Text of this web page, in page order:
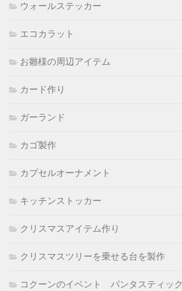
ウォールステッカー
エコカラット
お雛様の周辺アイテム
カード作り
ガーランド
カゴ製作
カプセルオーナメント
キッチンストッカー
クリスマスアイテム作り
クリスマスツリーを乗せる台を製作
コクーンのイベント パンタスティック